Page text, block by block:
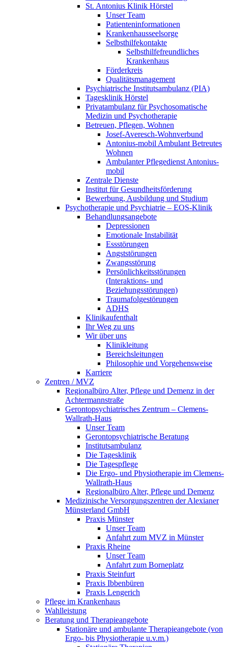
St. Antonius Klinik Hörstel
Unser Team
Patienteninformationen
Krankenhausseelsorge
Selbsthilfekontakte
Selbsthilfefreundliches
Krankenhaus
Förderkreis
Qualitätsmanagement
Psychiatrische Institutsambulanz (PIA)
Tagesklinik Hörstel
Privatambulanz für Psychosomatische
Medizin und Psychotherapie
Betreuen, Pflegen, Wohnen
Josef-Averesch-Wohnverbund
Antonius-mobil Ambulant Betreutes
Wohnen
Ambulanter Pflegedienst Antonius-
mobil
Zentrale Dienste
Institut für Gesundheitsförderung
Bewerbung, Ausbildung und Studium
Psychotherapie und Psychiatrie – EOS-Klinik
Behandlungsangebote
Depressionen
Emotionale Instabilität
Essstörungen
Angststörungen
Zwangsstörung
Persönlichkeitsstörungen
(Interaktions- und
Beziehungsstörungen)
Traumafolgestörungen
ADHS
Klinikaufenthalt
Ihr Weg zu uns
Wir über uns
Klinikleitung
Bereichsleitungen
Philosophie und Vorgehensweise
Karriere
Zentren / MVZ
Regionalbüro Alter, Pflege und Demenz in der
Achtermannstraße
Gerontopsychiatrisches Zentrum – Clemens-
Wallrath-Haus
Unser Team
Gerontopsychiatrische Beratung
Institutsambulanz
Die Tagesklinik
Die Tagespflege
Die Ergo- und Physiotherapie im Clemens-
Wallrath-Haus
Regionalbüro Alter, Pflege und Demenz
Medizinische Versorgungszentren der Alexianer
Münsterland GmbH
Praxis Münster
Unser Team
Anfahrt zum MVZ in Münster
Praxis Rheine
Unser Team
Anfahrt zum Borneplatz
Praxis Steinfurt
Praxis Ibbenbüren
Praxis Lengerich
Pflege im Krankenhaus
Wahlleistung
Beratung und Therapieangebote
Stationäre und ambulante Therapieangebote (von
Ergo- bis Physiotherapie u.v.m.)